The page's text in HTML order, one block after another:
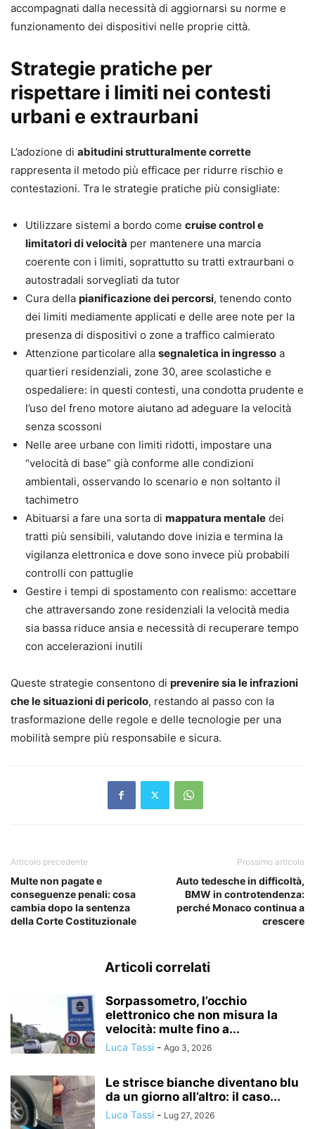
accompagnati dalla necessità di aggiornarsi su norme e
funzionamento dei dispositivi nelle proprie città.
Strategie pratiche per
rispettare i limiti nei contesti
urbani e extraurbani
L’adozione di abitudini strutturalmente corrette
rappresenta il metodo più efficace per ridurre rischio e
contestazioni. Tra le strategie pratiche più consigliate:
Utilizzare sistemi a bordo come cruise control e
limitatori di velocità per mantenere una marcia
coerente con i limiti, soprattutto su tratti extraurbani o
autostradali sorvegliati da tutor
Cura della pianificazione dei percorsi, tenendo conto
dei limiti mediamente applicati e delle aree note per la
presenza di dispositivi o zone a traffico calmierato
Attenzione particolare alla segnaletica in ingresso a
quartieri residenziali, zone 30, aree scolastiche e
ospedaliere: in questi contesti, una condotta prudente e
l’uso del freno motore aiutano ad adeguare la velocità
senza scossoni
Nelle aree urbane con limiti ridotti, impostare una
“velocità di base” già conforme alle condizioni
ambientali, osservando lo scenario e non soltanto il
tachimetro
Abituarsi a fare una sorta di mappatura mentale dei
tratti più sensibili, valutando dove inizia e termina la
vigilanza elettronica e dove sono invece più probabili
controlli con pattuglie
Gestire i tempi di spostamento con realismo: accettare
che attraversando zone residenziali la velocità media
sia bassa riduce ansia e necessità di recuperare tempo
con accelerazioni inutili
Queste strategie consentono di prevenire sia le infrazioni
che le situazioni di pericolo, restando al passo con la
trasformazione delle regole e delle tecnologie per una
mobilità sempre più responsabile e sicura.
Articolo precedente
Multe non pagate e
conseguenze penali: cosa
cambia dopo la sentenza
della Corte Costituzionale
Prossimo articolo
Auto tedesche in difficoltà,
BMW in controtendenza:
perché Monaco continua a
crescere
Articoli correlati
Sorpassometro, l’occhio
elettronico che non misura la
velocità: multe fino a...
Luca Tassi - Ago 3, 2026
Le strisce bianche diventano blu
da un giorno all’altro: il caso...
Luca Tassi - Lug 27, 2026